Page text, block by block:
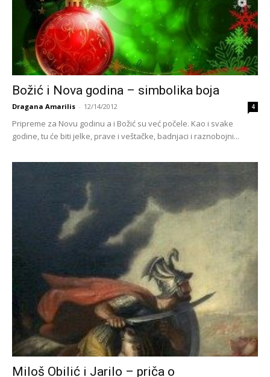
Božić i Nova godina – simbolika boja
Dragana Amarilis - 12/14/2012 4
Pripreme za Novu godinu a i Božić su već počele. Kao i svake
godine, tu će biti jelke, prave i veštačke, badnjaci i raznobojni...
Miloš Obilić i Jarilo – priča o